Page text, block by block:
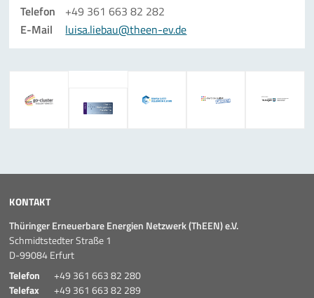
Telefon
+49 361 663 82 282
E-Mail
luisa.liebau@theen-ev.de
KONTAKT
Thüringer Erneuerbare Energien Netzwerk (ThEEN) e.V.
Schmidtstedter Straße 1
D-99084 Erfurt
Telefon
+49 361 663 82 280
Telefax
+49 361 663 82 289